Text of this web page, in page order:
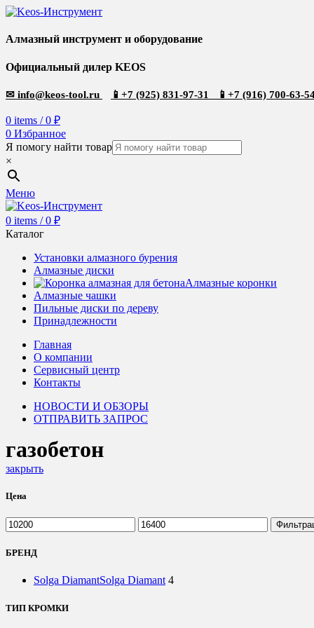
Алмазный инструмент и оборудование
Официальный дилер KEOS
✉ info@keos-tool.ru 📱 +7 (925) 831-97-31 📱 +7 (916) 700-63-
0 items / 0 ₽
0 Избранное
Я помогу найти товар
×
Меню
0 items / 0 ₽
Каталог
Установки алмазного бурения
Алмазные диски
Алмазные коронки
Алмазные чашки
Пильные диски по дереву
Принадлежности
Главная
О компании
Сервисный центр
Контакты
НОВОСТИ И ОБЗОРЫ
ОТПРАВИТЬ ЗАПРОС
газобетон
закрыть
Цена
Минимальная
цена
Максимальная
цена
БРЕНД
Solga DiamantSolga Diamant 4
ТИП КРОМКИ